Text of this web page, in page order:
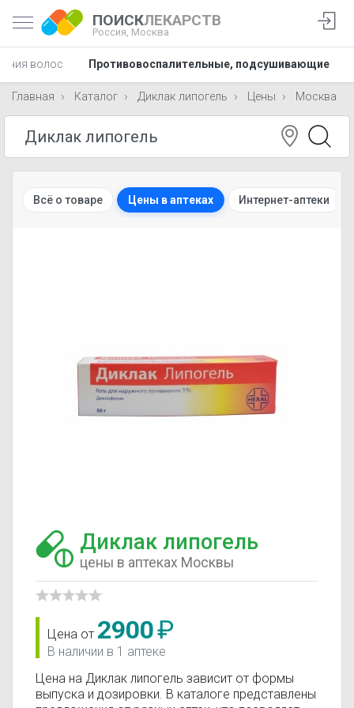
ПОИСКЛЕКАРСТВ
Россия, Москва
волос Противовоспалительные, подсушивающие
Главная Каталог Диклак липогель Цены Москва
Всё о товаре Цены в аптеках Интернет-аптеки
Диклак липогель
цены в аптеках Москвы
Цена от 2900₽
В наличии в 1 аптеке
Цена на Диклак липогель зависит от формы
выпуска и дозировки. В каталоге представлены